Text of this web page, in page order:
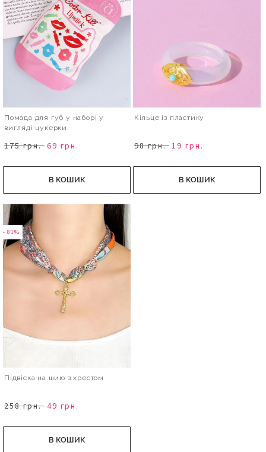
Помада для губ у наборі у
вигляді цукерки
175 грн. 69 грн.
В КОШИК
Кільце із пластику
98 грн. 19 грн.
В КОШИК
- 81%
Підвіска на шию з хрестом
258 грн. 49 грн.
В КОШИК